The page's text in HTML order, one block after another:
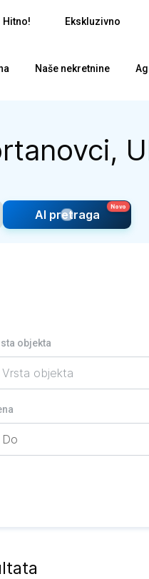
Hitno! Ekskluzivno
Naše nekretnine
AI pretraga
objekta